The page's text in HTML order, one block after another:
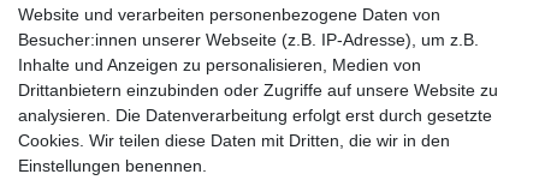
Hiermit bestätige ich, dass ich die Daten­schutz­erklärung
Einwilligung kann ich jederzeit widerrufen.**
Abonnieren
** Hierbei handelt es sich um ein Pflichtfeld.
Website und verarbeiten personenbezogene Daten von
Besucher:innen unserer Webseite (z.B. IP-Adresse), um z.B.
Inhalte und Anzeigen zu personalisieren, Medien von
Drittanbietern einzubinden oder Zugriffe auf unsere Website zu
analysieren. Die Datenverarbeitung erfolgt erst durch gesetzte
Cookies. Wir teilen diese Daten mit Dritten, die wir in den
Einstellungen benennen.